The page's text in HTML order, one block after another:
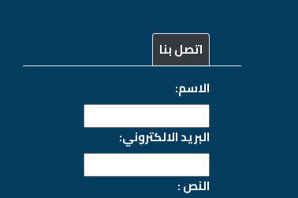
اتصل بنا
الاسم:
البريد الالكتروني:
النص :